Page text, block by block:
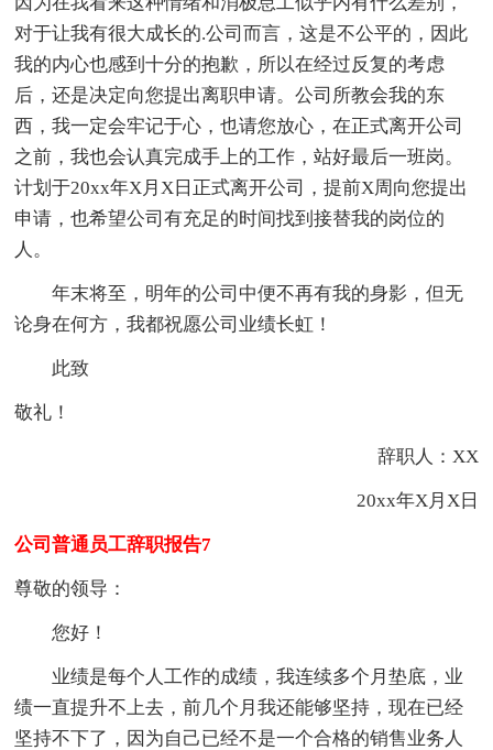
对于让我有很大成长的.公司而言，这是不公平的，因此
我的内心也感到十分的抱歉，所以在经过反复的考虑
后，还是决定向您提出离职申请。公司所教会我的东
西，我一定会牢记于心，也请您放心，在正式离开公司
之前，我也会认真完成手上的工作，站好最后一班岗。
计划于20xx年X月X日正式离开公司，提前X周向您提出
申请，也希望公司有充足的时间找到接替我的岗位的
人。
年末将至，明年的公司中便不再有我的身影，但无
论身在何方，我都祝愿公司业绩长虹！
此致
敬礼！
辞职人：XX
20xx年X月X日
公司普通员工辞职报告7
尊敬的领导：
您好！
业绩是每个人工作的成绩，我连续多个月垫底，业
绩一直提升不上去，前几个月我还能够坚持，现在已经
坚持不下了，因为自己已经不是一个合格的销售业务人